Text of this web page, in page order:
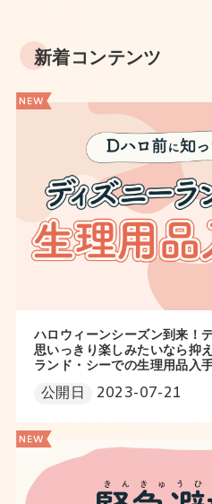
新着コンテンツ
ハロウィーンシーズン到来！
思いっきり楽しみたいなら抑
ランド・シーでの生理用品入
公開日 2023-07-21